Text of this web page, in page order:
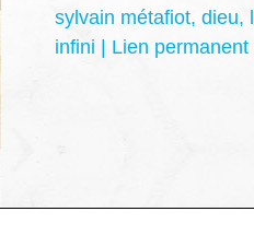
sylvain métafiot, dieu,
infini
Lien permanent